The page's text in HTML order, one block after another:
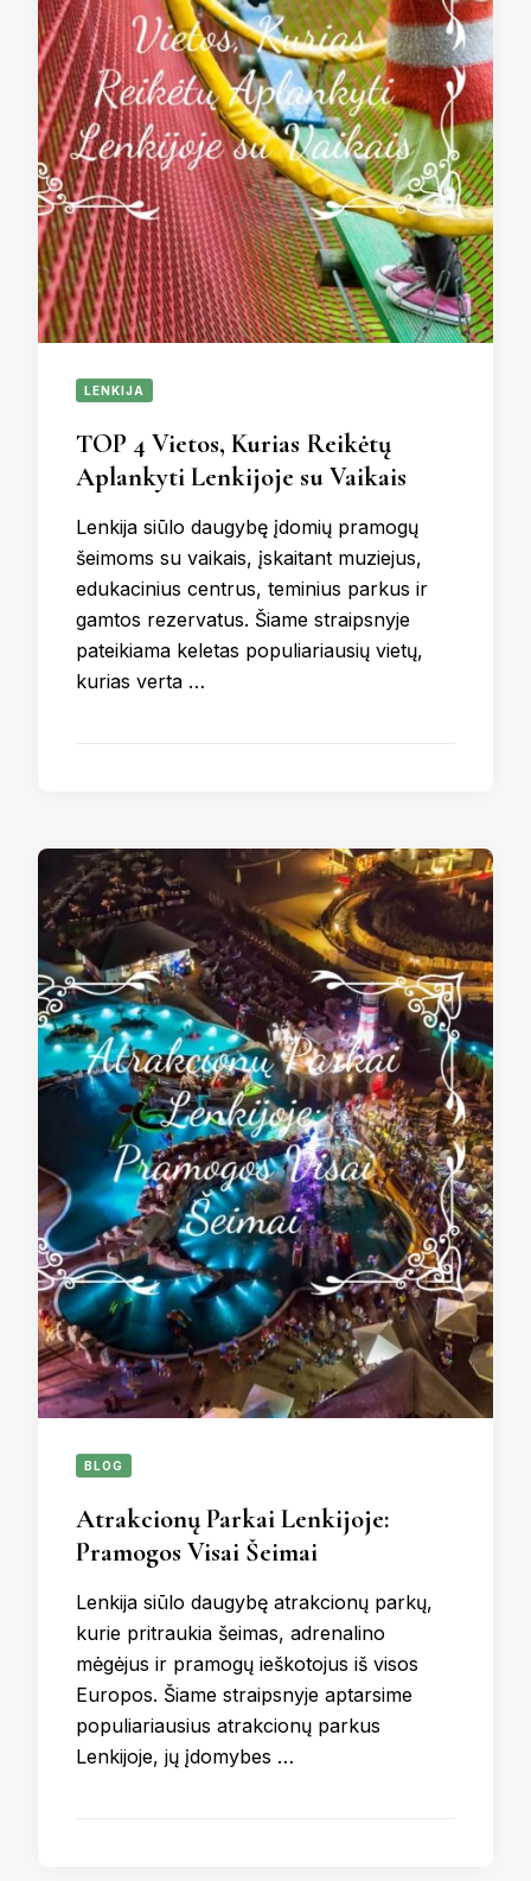
LENKIJA
TOP 4 Vietos, Kurias Reikėtų
Aplankyti Lenkijoje su Vaikais
Lenkija siūlo daugybę įdomių pramogų
šeimoms su vaikais, įskaitant muziejus,
edukacinius centrus, teminius parkus ir
gamtos rezervatus. Šiame straipsnyje
pateikiama keletas populiariausių vietų,
kurias verta …
BLOG
Atrakcionų Parkai Lenkijoje:
Pramogos Visai Šeimai
Lenkija siūlo daugybę atrakcionų parkų,
kurie pritraukia šeimas, adrenalino
mėgėjus ir pramogų ieškotojus iš visos
Europos. Šiame straipsnyje aptarsime
populiariausius atrakcionų parkus
Lenkijoje, jų įdomybes …